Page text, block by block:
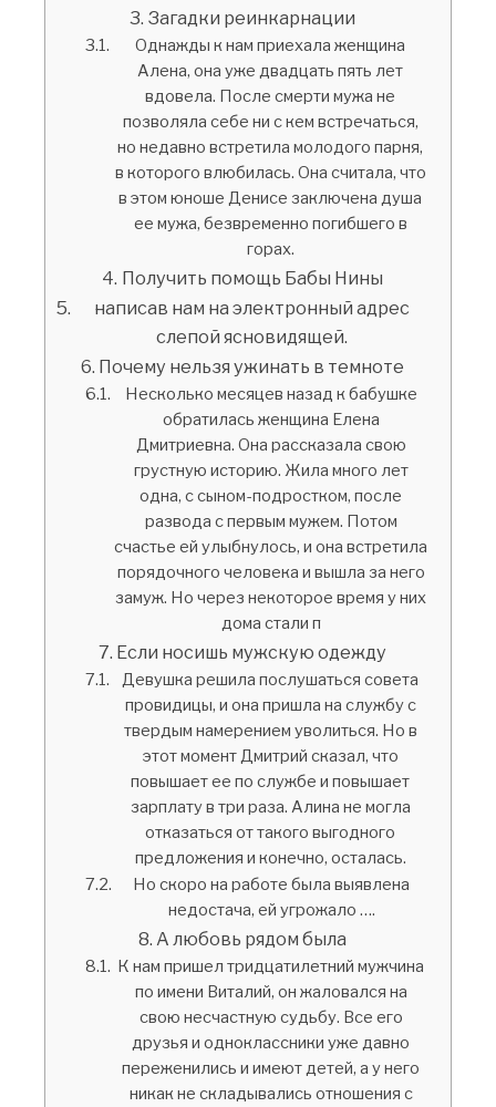
Загадки реинкарнации
Однажды к нам приехала женщина
Алена, она уже двадцать пять лет
вдовела. После смерти мужа не
позволяла себе ни с кем встречаться,
но недавно встретила молодого парня,
в которого влюбилась. Она считала, что
в этом юноше Денисе заключена душа
ее мужа, безвременно погибшего в
горах.
Получить помощь Бабы Нины
написав нам на электронный адрес
слепой ясновидящей.
Почему нельзя ужинать в темноте
Несколько месяцев назад к бабушке
обратилась женщина Елена
Дмитриевна. Она рассказала свою
грустную историю. Жила много лет
одна, с сыном-подростком, после
развода с первым мужем. Потом
счастье ей улыбнулось, и она встретила
порядочного человека и вышла за него
замуж. Но через некоторое время у них
дома стали п
Если носишь мужскую одежду
Девушка решила послушаться совета
провидицы, и она пришла на службу с
твердым намерением уволиться. Но в
этот момент Дмитрий сказал, что
повышает ее по службе и повышает
зарплату в три раза. Алина не могла
отказаться от такого выгодного
предложения и конечно, осталась.
Но скоро на работе была выявлена
недостача, ей угрожало ….
А любовь рядом была
К нам пришел тридцатилетний мужчина
по имени Виталий, он жаловался на
свою несчастную судьбу. Все его
друзья и одноклассники уже давно
переженились и имеют детей, а у него
никак не складывались отношения с